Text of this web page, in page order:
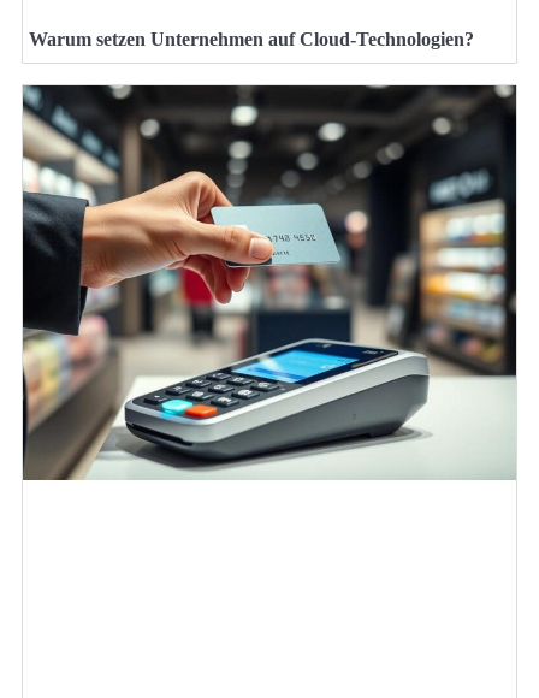
Warum setzen Unternehmen auf Cloud-Technologien?